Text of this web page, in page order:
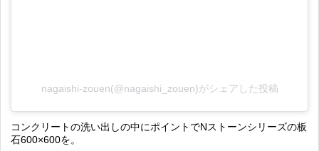
nagaishi-zouen(@nagaishi_zouen)がシェアした投稿
コンクリートの洗い出しの中にポイントでNストーンシリーズの板
石600×600を。